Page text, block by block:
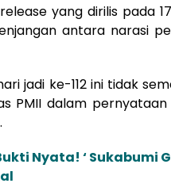
yang dirilis pada
antara narasi
jadi ke-112 ini tidak
PMII dalam
Nyata! ‘ Sukabumi